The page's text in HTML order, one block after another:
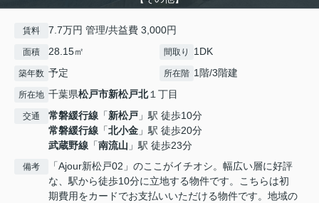
賃料 7.7万円 管理/共益費 3,000円
面積 28.15㎡ 間取り 1DK
築年数 予定 所在階 1階/3階建
所在地 千葉県松戸市新松戸北１丁目
交通 常磐緩行線 「新松戸 」駅 徒歩10分
常磐緩行線 「北小金 」駅 徒歩20分
武蔵野線 「南流山 」駅 徒歩23分
備考
「Ajour新松戸02」のここがイチオシ。幅広い層に好評
な、駅から徒歩10分に立地する物件です。こちらは初
期費用をカードでお支払いいただける物件です。地域の